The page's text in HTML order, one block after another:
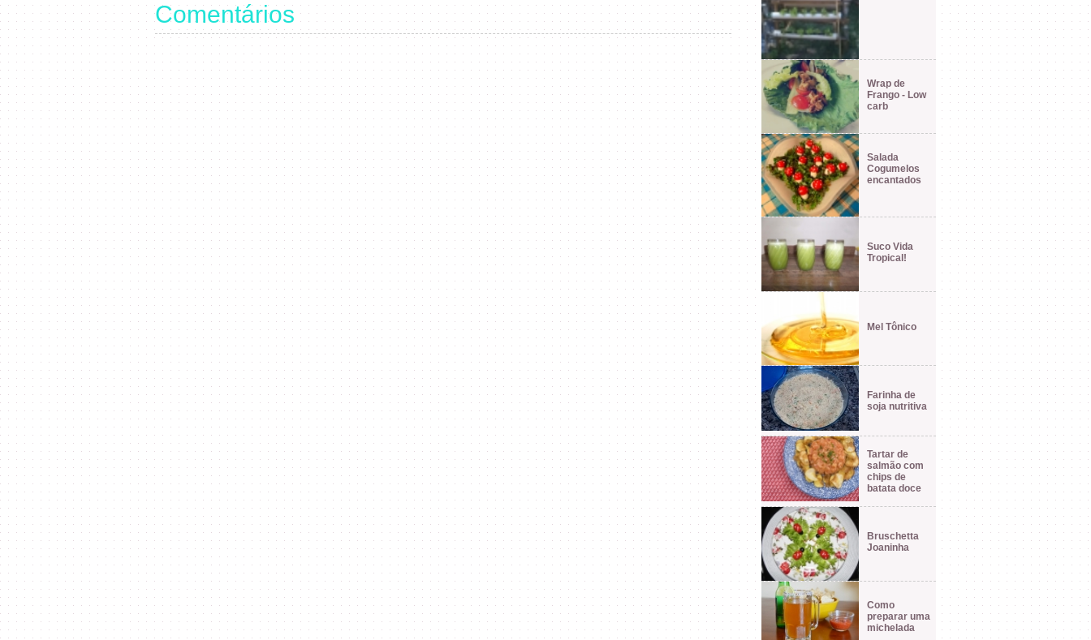
Comentários
Wrap de
Frango - Low
carb
Salada
Cogumelos
encantados
Suco Vida
Tropical!
Mel Tônico
Farinha de
soja nutritiva
Tartar de
salmão com
chips de
batata doce
Bruschetta
Joaninha
Como
preparar uma
michelada